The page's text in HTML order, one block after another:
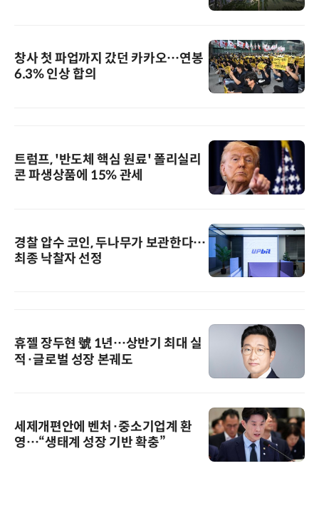
창사 첫 파업까지 갔던 카카오…연봉
6.3% 인상 합의
트럼프, '반도체 핵심 원료' 폴리실리
콘 파생상품에 15% 관세
경찰 압수 코인, 두나무가 보관한다…
최종 낙찰자 선정
휴젤 장두현 號 1년…상반기 최대 실
적·글로벌 성장 본궤도
세제개편안에 벤처·중소기업계 환
영…“생태계 성장 기반 확충”